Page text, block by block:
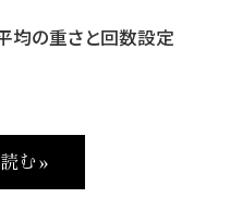
均の重さと回数設定
む »